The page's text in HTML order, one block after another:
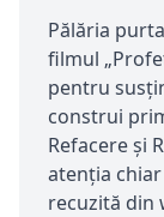
Pălăria
filmul
pentru
construi
Refacere și
atenția
recuzită din